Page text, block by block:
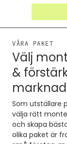
VÅRA PAKET
Välj
&
Som utställare
välja rätt
och skapa
olika paket är